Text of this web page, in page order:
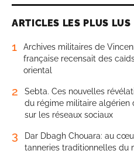
ARTICLES LES PLUS LUS
1
Archives militaires de
française recensait des
oriental
2
Sebta. Ces nouvelles
du régime militaire algérien
sur les réseaux sociaux
3
Dar Dbagh Chouara: au
tanneries traditionnelles du